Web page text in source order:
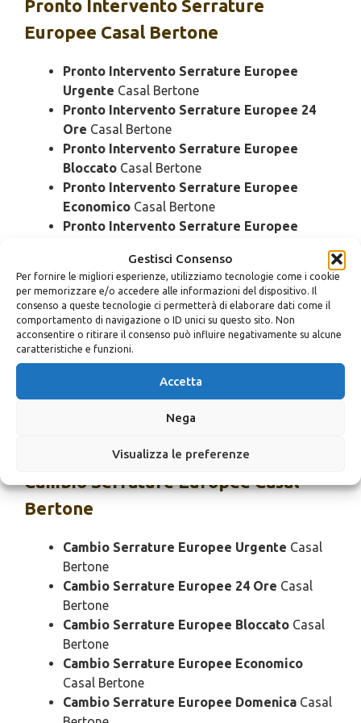
Gestisci Consenso
Per fornire le migliori esperienze, utilizziamo tecnologie come i cookie
per memorizzare e/o accedere alle informazioni del dispositivo. Il
consenso a queste tecnologie ci permetterà di elaborare dati come il
comportamento di navigazione o ID unici su questo sito. Non
acconsentire o ritirare il consenso può influire negativamente su alcune
caratteristiche e funzioni.
Accetta
Nega
Visualizza le preferenze
Pronto Intervento Serrature
Europee Casal Bertone
Pronto Intervento Serrature Europee
Urgente Casal Bertone
Pronto Intervento Serrature Europee 24
Ore Casal Bertone
Pronto Intervento Serrature Europee
Bloccato Casal Bertone
Pronto Intervento Serrature Europee
Economico Casal Bertone
Pronto Intervento Serrature Europee
Pronto Intervento Serrature Europee
NotturnoCasal Bertone
Pronto Intervento Serrature Europee
RapidoCasal Bertone
Pronto Intervento Serrature Europee SOS
Casal Bertone
Pronto Intervento Serrature Europee
PrezzoCasal Bertone
Pronto Intervento Serrature Europee
CambioSerrature Europee Casal
Bertone
Cambio Serrature Europee Urgente Casal
Bertone
Cambio Serrature Europee 24 Ore Casal
Bertone
Cambio Serrature Europee Bloccato Casal
Bertone
Cambio Serrature Europee Economico
Casal Bertone
Cambio Serrature Europee Domenica Casal